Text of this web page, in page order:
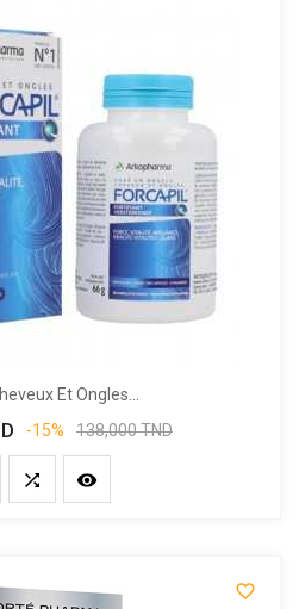
Et Ongles...
Prix
Prix
-15% 138,000 TND
 
